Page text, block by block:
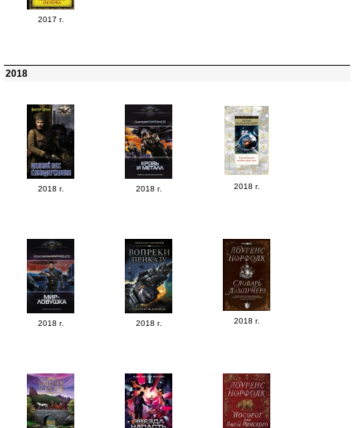
2017 г.
2018
2018 г. 2018 г. 2018 г.
2018 г. 2018 г. 2018 г.